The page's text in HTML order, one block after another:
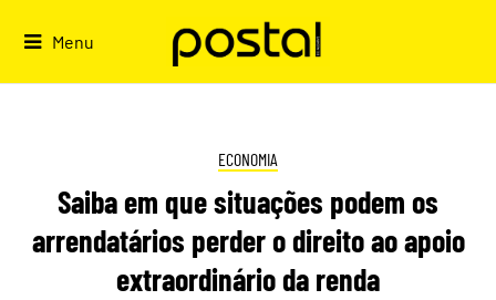
Menu
ECONOMIA
Saiba em que situações podem os
arrendatários perder o direito ao apoio
extraordinário da renda